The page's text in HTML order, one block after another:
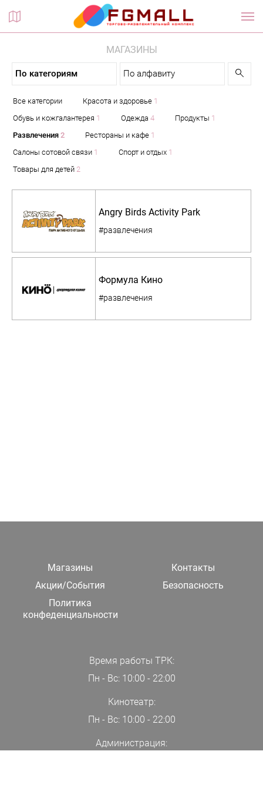
Планы этажей
МАГАЗИНЫ
По категориям По алфавиту
Все категории Красота и здоровье 1
Обувь и кожгалантерея 1 Одежда4 Продукты 1
Развлечения2 Рестораны и кафе 1
Салоны сотовой связи 1 Спорт и отдых 1
Товары для детей2
Angry Birds Activity Park
#развлечения
Формула Кино
#развлечения
Магазины
Контакты
Акции/События
Безопасность
Политика
конфеденциальности
Время работы ТРК:
Пн - Вс: 10:00 - 22:00
Кинотеатр:
Пн - Вс: 10:00 - 22:00
Администрация: